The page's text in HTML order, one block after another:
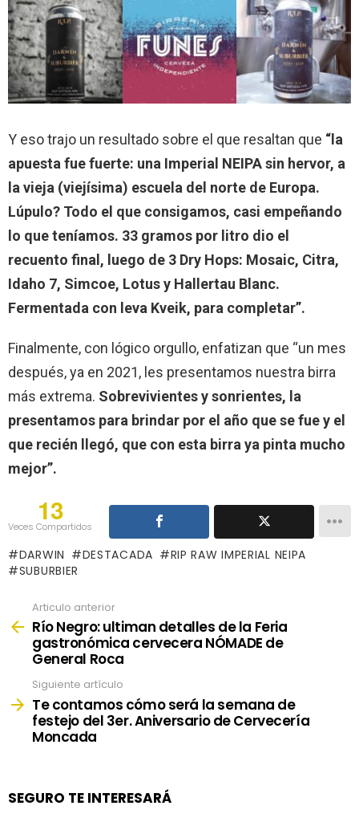
Y eso trajo un resultado sobre el que resaltan que “la
apuesta fue fuerte: una Imperial NEIPA sin hervor, a
la vieja (viejísima) escuela del norte de Europa.
Lúpulo? Todo el que consigamos, casi empeñando
lo que teníamos. 33 gramos por litro dio el
recuento final, luego de 3 Dry Hops: Mosaic, Citra,
Idaho 7, Simcoe, Lotus y Hallertau Blanc.
Fermentada con leva Kveik, para completar”.
Finalmente, con lógico orgullo, enfatizan que “un mes
después, ya en 2021, les presentamos nuestra birra
más extrema. Sobrevivientes y sonrientes, la
presentamos para brindar por el año que se fue y el
que recién llegó, que con esta birra ya pinta mucho
mejor”.
13
Veces Compartidos
DARWIN DESTACADA
RIP RAW IMPERIAL NEIPA
SUBURBIER
more
Articulo anterior
Río Negro: ultiman detalles de la Feria
gastronómica cervecera NÓMADE de
General Roca
Siguiente artículo
Te contamos cómo será la semana de
festejo del 3er. Aniversario de Cervecería
Moncada
SEGURO TE INTERESARÁ